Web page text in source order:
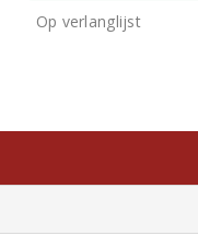
Op verlanglijst